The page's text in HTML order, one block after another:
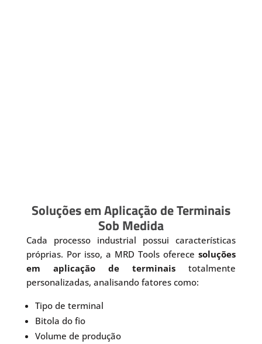
Soluções em Aplicação de Terminais
Sob Medida
Cada processo industrial possui características
próprias. Por isso, a MRD Tools oferecesoluções
em aplicação de terminais totalmente
personalizadas, analisando fatores como:
Tipo de terminal
Bitola do fio
Volume de produção